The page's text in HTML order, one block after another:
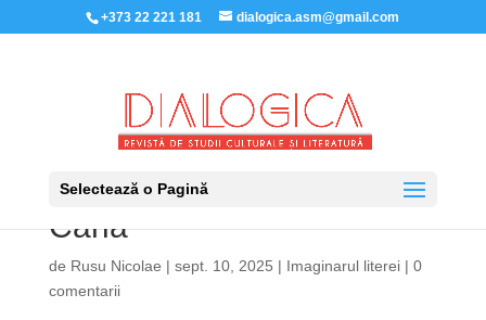
+373 22 221 181 dialogica.asm@gmail.com
Selectează o Pagină
Carla
de Rusu Nicolae | sept. 10, 2025 | Imaginarul literei| 0
comentarii